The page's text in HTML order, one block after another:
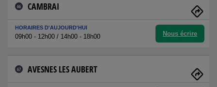
66 CAMBRAI
HORAIRES D'AUJOURD'HUI
09h00 - 12h00 / 14h00 - 18h00 Nous écrire
67 AVESNES LES AUBERT